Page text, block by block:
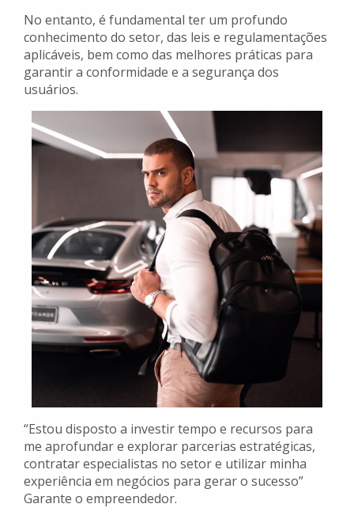
No entanto, é fundamental ter um profundo
conhecimento do setor, das leis e regulamentações
aplicáveis, bem como das melhores práticas para
garantir a conformidade e a segurança dos
usuários.
“Estou disposto a investir tempo e recursos para
me aprofundar e explorar parcerias estratégicas,
contratar especialistas no setor e utilizar minha
experiência em negócios para gerar o sucesso”
Garante o empreendedor.